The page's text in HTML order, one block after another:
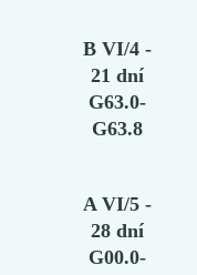
B VI/4 -
21 dní
G63.0-
G63.8
A VI/5 -
28 dní
G00.0-